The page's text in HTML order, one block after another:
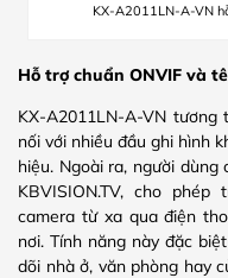
KX-A2011LN-A-VN
Hỗ trợ chuẩn ONVIF và
KX-A2011LN-A-VN tương
nối với nhiều đầu ghi hình
hiệu. Ngoài ra, người
KBVISION.TV, cho
camera từ xa qua điện
nơi. Tính năng này đặc
dõi nhà ở, văn phòng hay